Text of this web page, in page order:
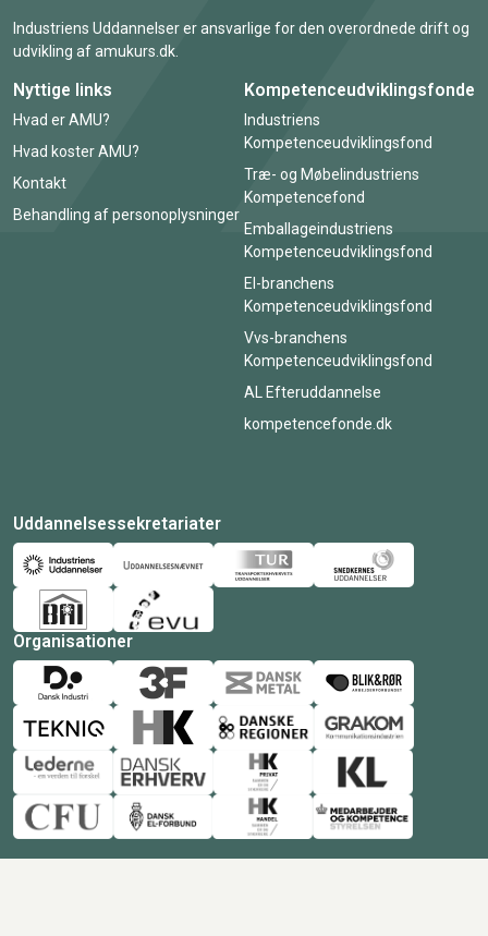
Industriens Uddannelser er ansvarlige for den overordnede drift og
udvikling af amukurs.dk.
Nyttige links
Hvad er AMU?
Hvad koster AMU?
Kontakt
Behandling af personoplysninger
Kompetenceudviklingsfonde
Industriens
Kompetenceudviklingsfond
Træ- og Møbelindustriens
Kompetencefond
Emballageindustriens
Kompetenceudviklingsfond
El-branchens
Kompetenceudviklingsfond
Vvs-branchens
Kompetenceudviklingsfond
AL Efteruddannelse
kompetencefonde.dk
Uddannelsessekretariater
Organisationer